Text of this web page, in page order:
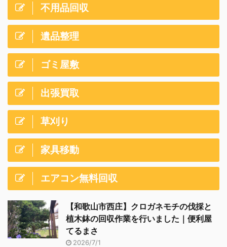
不用品回収
遺品整理
ゴミ屋敷
出張買取
草刈り
家具移動
エアコン無料回収
【和歌山市西庄】クロガネモチの伐採と
植木鉢の回収作業を行いました｜便利屋
てるまさ
2026/7/1